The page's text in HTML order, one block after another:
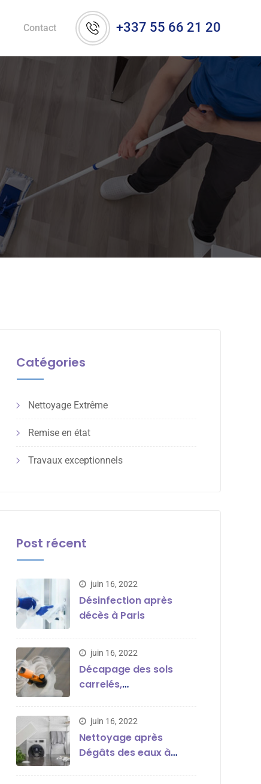
Contact +337 55 66 21 20
Catégories
Nettoyage Extrême
Remise en état
Travaux exceptionnels
Post récent
juin 16, 2022
Désinfection après
décès à Paris
juin 16, 2022
Décapage des sols
carrelés,
parquet ou en marbre
juin 16, 2022
Nettoyage après
Dégâts des eaux à